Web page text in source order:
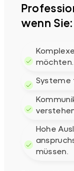
wenn Sie:
möchten.
Systeme
Hohe
müssen.